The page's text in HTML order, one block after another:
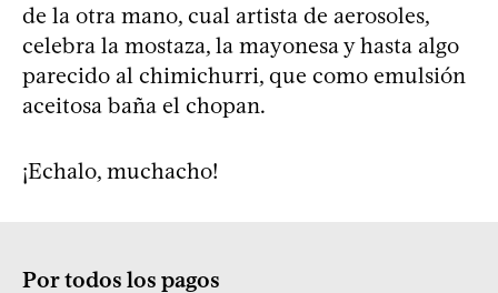
de la otra mano, cual artista de aerosoles,
celebra la mostaza, la mayonesa y hasta algo
parecido al chimichurri, que como emulsión
aceitosa baña el chopan.
¡Echalo, muchacho!
Por todos los pagos